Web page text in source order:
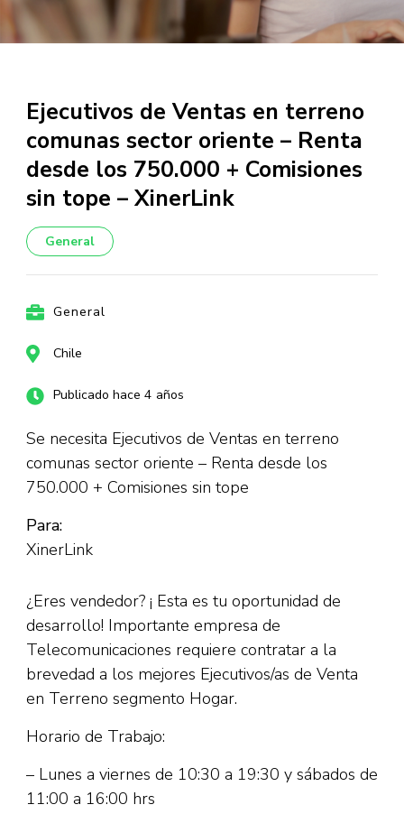
Ejecutivos de Ventas en terreno
comunas sector oriente – Renta
desde los 750.000 + Comisiones
sin tope – XinerLink
General
General
Chile
Publicado hace 4 años
Se necesita Ejecutivos de Ventas en terreno
comunas sector oriente – Renta desde los
750.000 + Comisiones sin tope
Para:
XinerLink
¿Eres vendedor? ¡ Esta es tu oportunidad de
desarrollo! Importante empresa de
Telecomunicaciones requiere contratar a la
brevedad a los mejores Ejecutivos/as de Venta
en Terreno segmento Hogar.
Horario de Trabajo:
– Lunes a viernes de 10:30 a 19:30 y sábados de
11:00 a 16:00 hrs